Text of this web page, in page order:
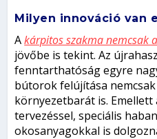
Milyen innováció van
Akárpitos szakma nemcsak
jövőbe is tekint. Az
fenntarthatóság egyre
bútorok felújítása
környezetbarát is.
tervezéssel, speciális
okosanyagokkal is